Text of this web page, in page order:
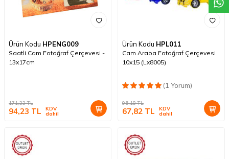
Ürün Kodu HPENG009
Saatli Cam Fotoğraf Çerçevesi -
13x17cm
171,33TL
94,23 TL KDV
dahil
Ürün Kodu HPL011
Cam Araba Fotoğraf Çerçevesi
10x15 (Lx8005)
(1 Yorum)
95,18TL
67,82 TL KDV
dahil